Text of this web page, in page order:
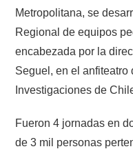
Metropolitana, se
Regional de equipos
encabezada por la
Seguel, en el
Investigaciones de
Fueron 4 jornadas en
de 3 mil personas